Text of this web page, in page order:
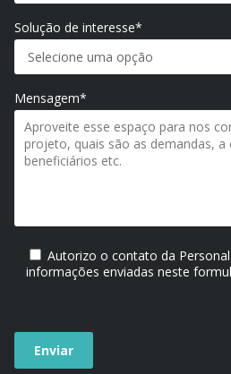
Solução de interesse*
Mensagem*
Autorizo o contato da
informações enviadas neste